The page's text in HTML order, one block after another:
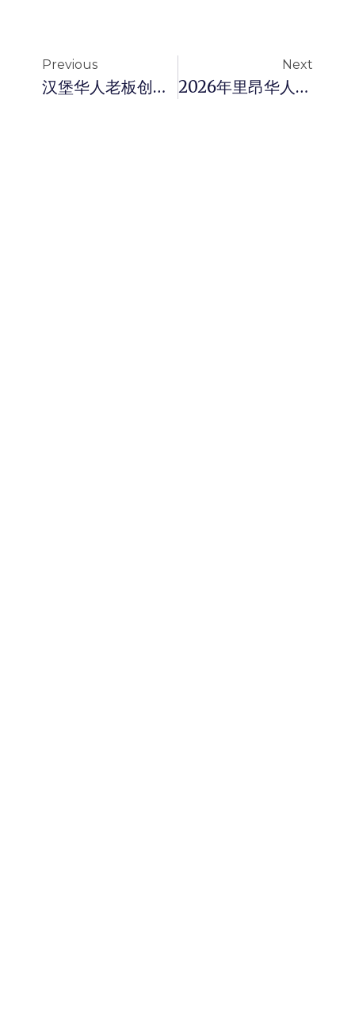
Previous
汉堡华人老板创业贷款：2026年德国华人企业家如何获取启动资金
Next
2026年里昂华人务工人员消费分期贷款完全指南：法国蓝领华人如何低门槛获取应急资金